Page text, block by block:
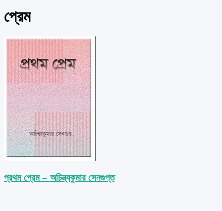
প্রেম
প্রথম প্রেম – অচিন্ত্যকুমার সেনগুপ্ত